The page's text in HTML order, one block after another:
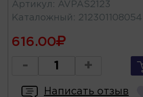
Артикул : AVPAS2123
Каталожный : 212301108054
616.00
- +
Написать отзыв